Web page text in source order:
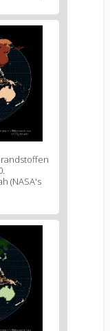
(NASA's